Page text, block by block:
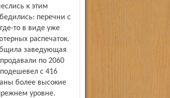
к этим
перечни с
то в виде уже
распечаток.
заведующая
по 2060
с 416
более высокие
уровне.